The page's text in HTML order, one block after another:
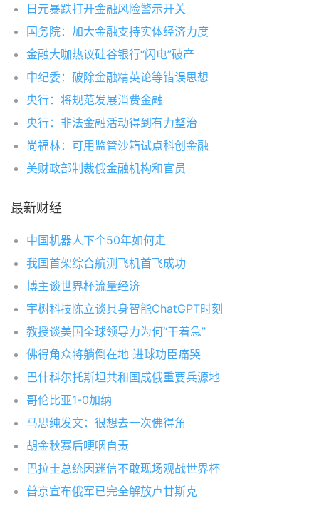
日元暴跌打开金融风险警示开关
国务院：加大金融支持实体经济力度
金融大咖热议硅谷银行“闪电”破产
中纪委：破除金融精英论等错误思想
央行：将规范发展消费金融
央行：非法金融活动得到有力整治
尚福林：可用监管沙箱试点科创金融
美财政部制裁俄金融机构和官员
最新财经
中国机器人下个50年如何走
我国首架综合航测飞机首飞成功
博主谈世界杯流量经济
宇树科技陈立谈具身智能ChatGPT时刻
教授谈美国全球领导力为何“干着急”
佛得角众将躺倒在地 进球功臣痛哭
巴什科尔托斯坦共和国成俄重要兵源地
哥伦比亚1-0加纳
马思纯发文：很想去一次佛得角
胡金秋赛后哽咽自责
巴拉圭总统因迷信不敢现场观战世界杯
普京宣布俄军已完全解放卢甘斯克